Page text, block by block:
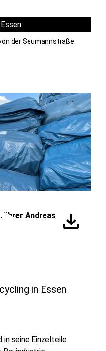
der Seumannstraße.
Andreas
download
in Essen
in seine Einzelteile